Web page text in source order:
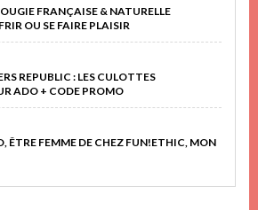
FRANÇAISE & NATURELLE
OU SE FAIRE PLAISIR
REPUBLIC : LES CULOTTES
ADO + CODE PROMO
ÊTRE FEMME DE CHEZ FUN!ETHIC, MON